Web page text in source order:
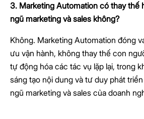
3. Marketing Automation có thay thế
ngũ marketing và sales không?
Không. Marketing Automation đóng
ưu vận hành, không thay thế con
tự động hóa các tác vụ lặp lại, trong
sáng tạo nội dung và tư duy phát
ngũ marketing và sales của doanh